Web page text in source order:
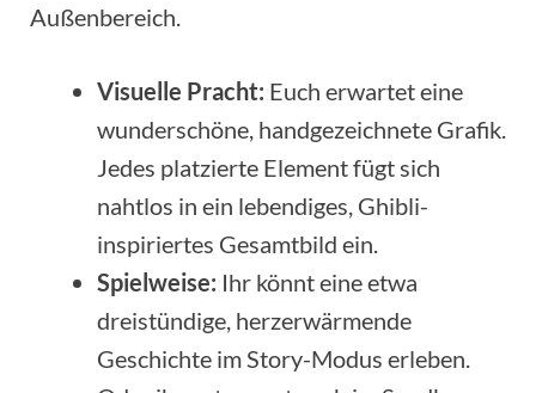
Außenbereich.
Visuelle Pracht: Euch erwartet eine
wunderschöne, handgezeichnete Grafik.
Jedes platzierte Element fügt sich
nahtlos in ein lebendiges, Ghibli-
inspiriertes Gesamtbild ein.
Spielweise: Ihr könnt eine etwa
dreistündige, herzerwärmende
Geschichte im Story-Modus erleben.